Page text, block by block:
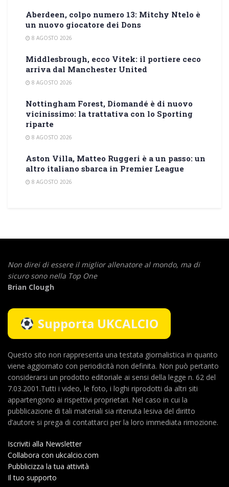
Aberdeen, colpo numero 13: Mitchy Ntelo è
un nuovo giocatore dei Dons
8 AGOSTO 2026
Middlesbrough, ecco Vitek: il portiere ceco
arriva dal Manchester United
8 AGOSTO 2026
Nottingham Forest, Diomandé è di nuovo
vicinissimo: la trattativa con lo Sporting
riparte
8 AGOSTO 2026
Aston Villa, Matteo Ruggeri è a un passo: un
altro italiano sbarca in Premier League
8 AGOSTO 2026
Non direi di essere il miglior allenatore al mondo, ma di
sicuro sono nella Top One
Brian Clough
Supporta UKCALCIO
Questo sito non rappresenta una testata giornalistica in quanto
viene aggiornato con periodicità non definita. Non può pertanto
considerarsi un prodotto editoriale ai sensi della legge n. 62 del
7.03.2001.Tutti i video, le foto, i loghi riprodotti da altri siti
appartengono ai rispettivi proprietari. Nel caso in cui la
pubblicazione di tali materiali sia ritenuta lesiva del diritto
d’autore si prega di contattarci per la loro immediata rimozione.
Iscriviti alla Newsletter
Collabora con ukcalcio.com
Pubblicizza la tua attività
Il tuo supporto